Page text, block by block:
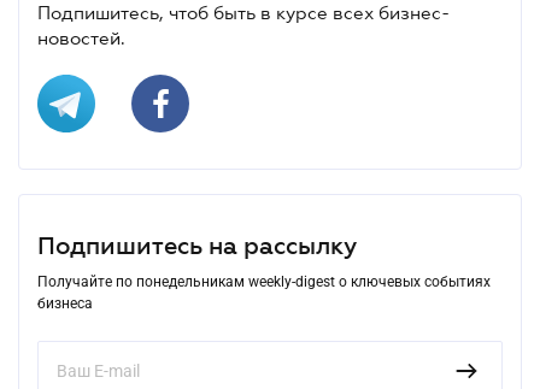
Подпишитесь, чтоб быть в курсе всех бизнес-
новостей.
Подпишитесь на рассылку
Получайте по понедельникам weekly-digest о ключевых событиях
бизнеса